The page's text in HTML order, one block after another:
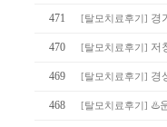
471 [탈모치료후기 ] 경
470 [탈모치료후기 ] 저
469 [탈모치료후기 ] 경
468 [탈모치료후기 ] ♨️